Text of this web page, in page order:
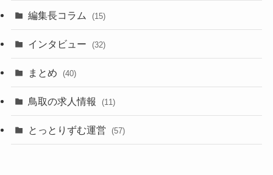
編集長コラム (15)
インタビュー (32)
まとめ (40)
鳥取の求人情報 (11)
とっとりずむ運営 (57)